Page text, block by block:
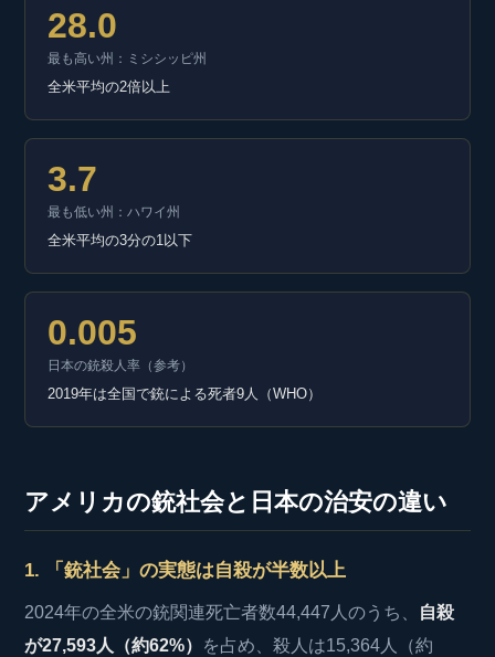
28.0
最も高い州：ミシシッピ州
全米平均の2倍以上
3.7
最も低い州：ハワイ州
全米平均の3分の1以下
0.005
日本の銃殺人率（参考）
2019年は全国で銃による死者9人（WHO）
アメリカの銃社会と日本の治安の違い
1. 「銃社会」の実態は自殺が半数以上
2024年の全米の銃関連死亡者数44,447人のうち、 自殺
が27,593人（約62%） を占め、殺人は15,364人（約